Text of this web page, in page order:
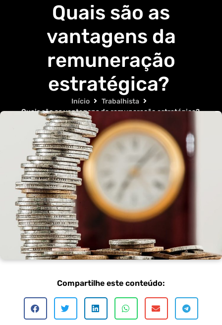
Quais são as
vantagens da
remuneração
estratégica?
Início
Trabalhista
Quais são as vantagens da remuneração estratégica?
Compartilhe este conteúdo: